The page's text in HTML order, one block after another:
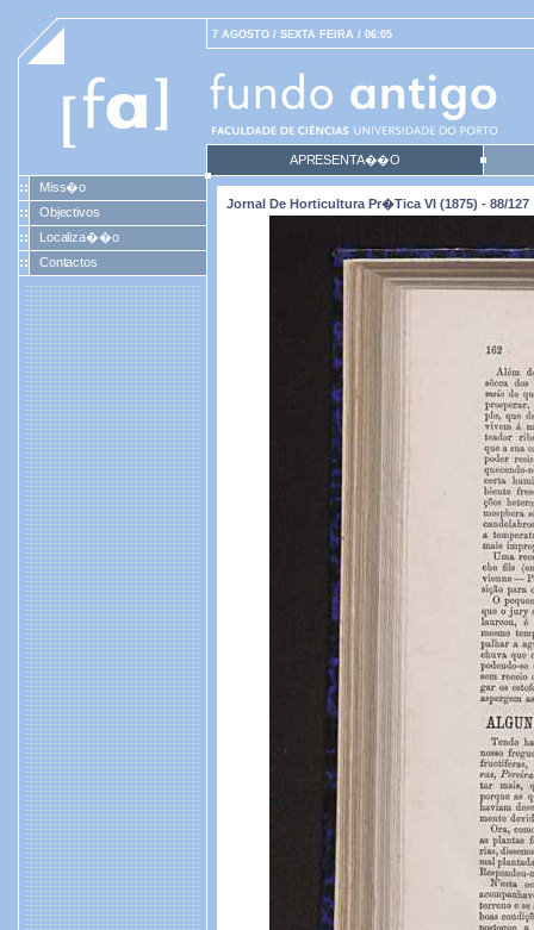
7 AGOSTO / SEXTA FEIRA / 06:05
APRESENTA��O
Miss�o
Objectivos
Localiza��o
Contactos
Jornal De Horticultura Pr�tica VI (1875) - 88/127